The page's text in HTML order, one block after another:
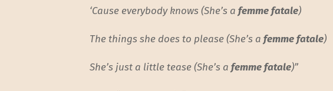
‘Cause everybody knows (She’s afemme fatale)
The things she does to please (She’s afemme fatale)
She’s just a little tease (She’s afemme fatale)”